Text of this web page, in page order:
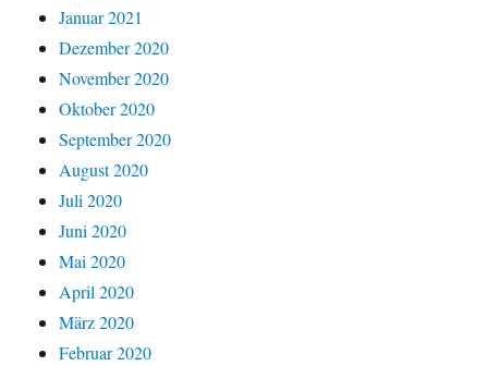
Januar 2021
Dezember 2020
November 2020
Oktober 2020
September 2020
August 2020
Juli 2020
Juni 2020
Mai 2020
April 2020
März 2020
Februar 2020